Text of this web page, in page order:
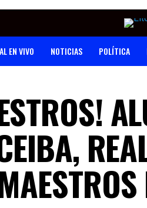
EN VIVO NOTICIAS POLÍTICA